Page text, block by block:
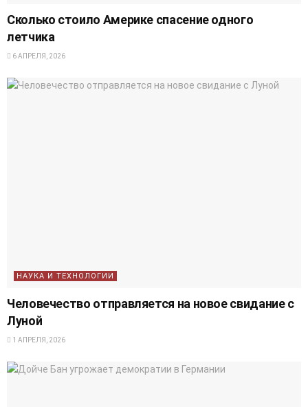
Сколько стоило Америке спасение одного
летчика
6 АПРЕЛЯ, 2026
НАУКА И ТЕХНОЛОГИИ
Человечество отправляется на новое свидание с
Луной
1 АПРЕЛЯ, 2026